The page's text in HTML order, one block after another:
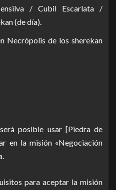
/ Cubil Escarlata /
(de día).
Necrópolis de los sherekan
posible usar [Piedra de
en la misión «Negociación
para aceptar la misión